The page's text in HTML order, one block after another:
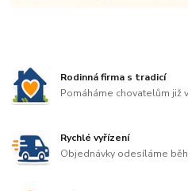
Rodinná firma s tradicí
Pomáháme chovatelům již
Rychlé vyřízení
Objednávky odesíláme